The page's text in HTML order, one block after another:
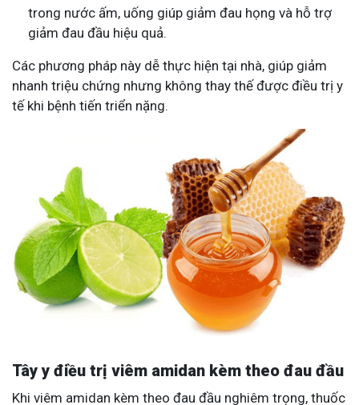
trong nước ấm, uống giúp giảm đau họng và hỗ trợ
giảm đau đầu hiệu quả.
Các phương pháp này dễ thực hiện tại nhà, giúp giảm
nhanh triệu chứng nhưng không thay thế được điều trị y
tế khi bệnh tiến triển nặng.
Tây y điều trị viêm amidan kèm theo đau đầu
Khi viêm amidan kèm theo đau đầu nghiêm trọng, thuốc